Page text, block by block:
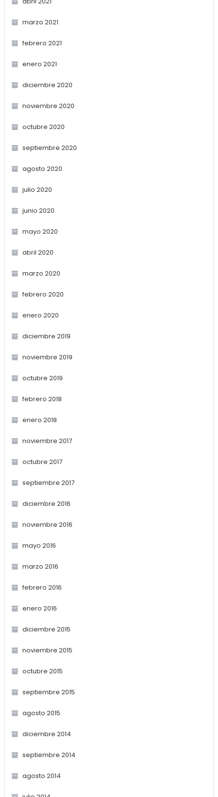
marzo 2021
febrero 2021
enero 2021
diciembre 2020
noviembre 2020
octubre 2020
septiembre 2020
agosto 2020
julio 2020
junio 2020
mayo 2020
abril 2020
marzo 2020
febrero 2020
enero 2020
diciembre 2019
noviembre 2019
octubre 2019
febrero 2018
enero 2018
noviembre 2017
octubre 2017
septiembre 2017
diciembre 2016
noviembre 2016
mayo 2016
marzo 2016
febrero 2016
enero 2016
diciembre 2015
noviembre 2015
octubre 2015
septiembre 2015
agosto 2015
diciembre 2014
septiembre 2014
agosto 2014